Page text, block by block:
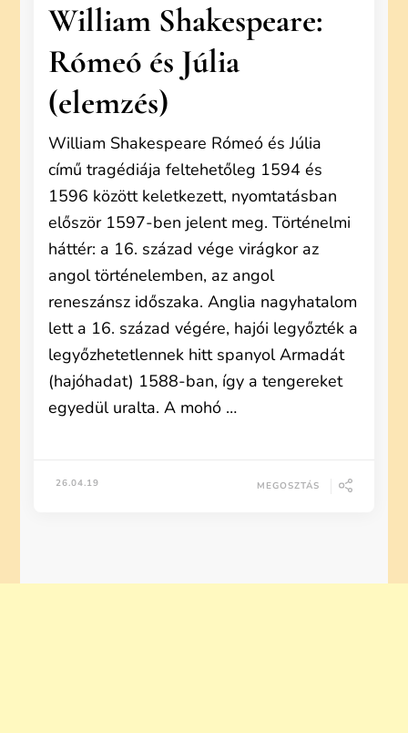
William Shakespeare:
Rómeó és Júlia
(elemzés)
William Shakespeare Rómeó és Júlia
című tragédiája feltehetőleg 1594 és
1596 között keletkezett, nyomtatásban
először 1597-ben jelent meg. Történelmi
háttér: a 16. század vége virágkor az
angol történelemben, az angol
reneszánsz időszaka. Anglia nagyhatalom
lett a 16. század végére, hajói legyőzték a
legyőzhetetlennek hitt spanyol Armadát
(hajóhadat) 1588-ban, így a tengereket
egyedül uralta. A mohó …
26.04.19 MEGOSZTÁS